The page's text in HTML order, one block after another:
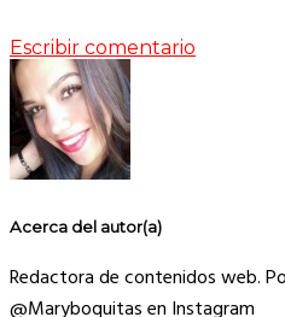
Escribir comentario
Acerca del autor(a)
Redactora de contenidos web.
@Maryboquitas en Instagram